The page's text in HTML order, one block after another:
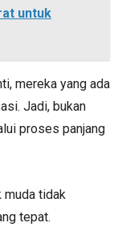
untuk
mereka yang ada
Jadi, bukan
proses panjang
muda tidak
tepat.